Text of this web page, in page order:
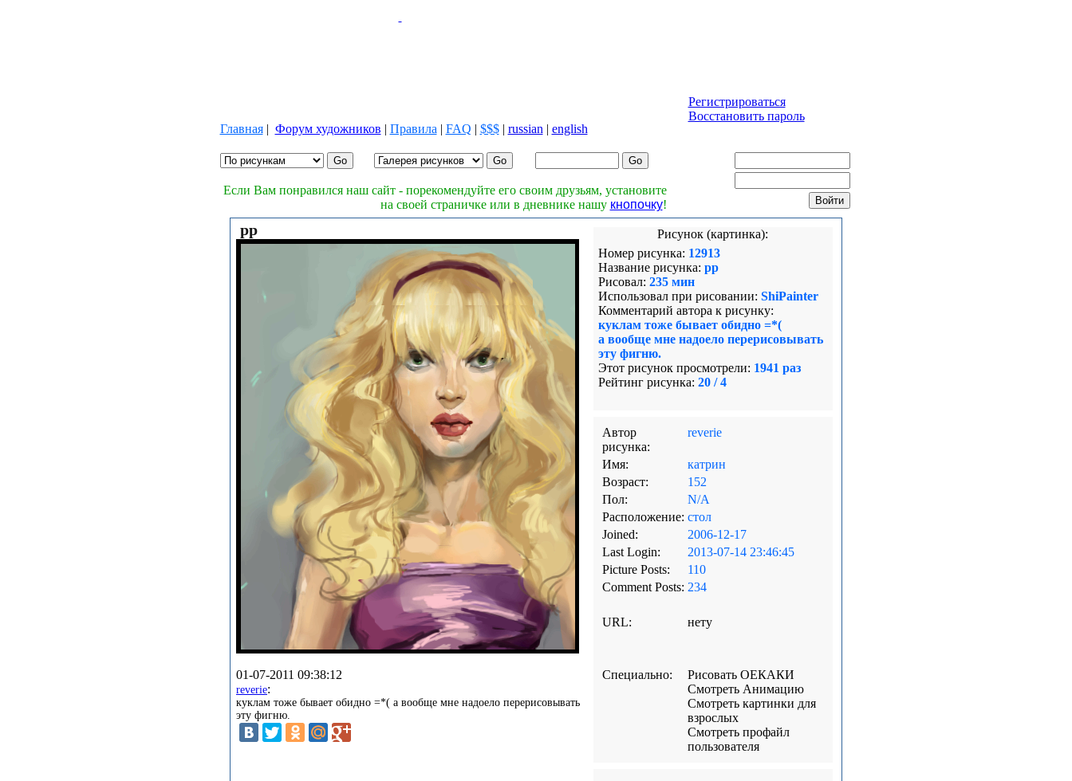
Главная| Форум художников | Правила | FAQ | $$$| russian | english
Регистрироваться
Восстановить пароль
Если Вам понравился наш сайт - порекомендуйте его своим друзьям, установите
на своей страничке или в дневнике нашу кнопочку!
pp
01-07-2011 09:38:12
reverie:
куклам тоже бывает обидно =*( а вообще мне надоело перерисовывать
эту фигню.
Рисунок (картинка):
Номер рисунка: 12913
Название рисунка: pp
Рисовал: 235 мин
Использовал при рисовании: ShiPainter
Комментарий автора к рисунку:
куклам тоже бывает обидно =*(
а вообще мне надоело перерисовывать
эту фигню.
Этот рисунок просмотрели: 1941 раз
Рейтинг рисунка: 20 / 4
Автор
рисунка:
reverie
Имя:
катрин
Возраст:
152
Пол:
N/A
Расположение: стол
Joined:
2006-12-17
Last Login:
2013-07-14 23:46:45
Picture Posts:
110
Comment Posts: 234
URL: нету
Специально:
Рисовать ОЕКАКИ
Смотреть Анимацию
Смотреть картинки для
взрослых
Смотреть профайл
пользователя